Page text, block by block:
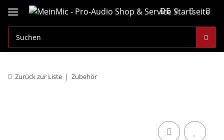
DE
Zurück zur Liste Zubehör